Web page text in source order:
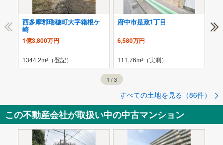
西多摩郡瑞穂町大字箱根ケ
崎
1億3,800万円
1344.2m2 （登記）
府中市是政1丁目
6,580万円
111.76m2 （実測）
小
1 /3
すべての土地を見る（86件）
この不動産会社が取扱い中の中古マンション